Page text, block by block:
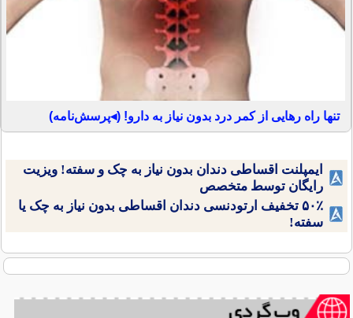
تنها راه رهایی از کمر درد بدون نیاز به دارو! (◂پرسش‌نامه)
ایمپلنت اقساطی دندان بدون نیاز به چک و سفته! ویزیت
رایگان توسط متخصص
۵۰٪ تخفیف ارتودنسی دندان اقساطی بدون نیاز به چک یا
سفته!